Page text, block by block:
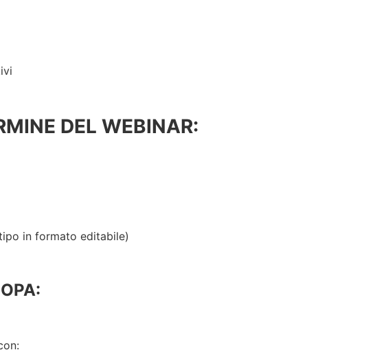
DEL WEBINAR:
in formato editabile)